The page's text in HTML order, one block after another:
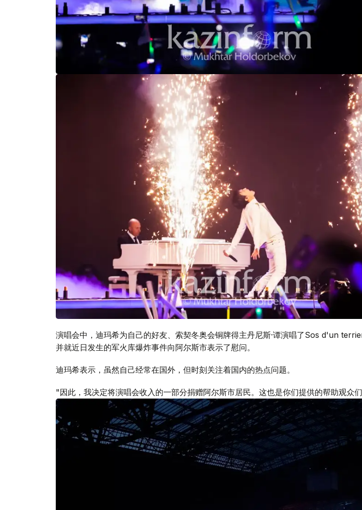
演唱会中，迪玛希为自己的好友、索契冬奥会铜牌得主丹尼斯·谭演唱了Sos d'un
并就近日发生的军火库爆炸事件向阿尔斯市表示了慰问。
迪玛希表示，虽然自己经常在国外，但时刻关注着国内的热点问题。
"因此，我决定将演唱会收入的一部分捐赠阿尔斯市居民。这也是你们提供的帮助观众们